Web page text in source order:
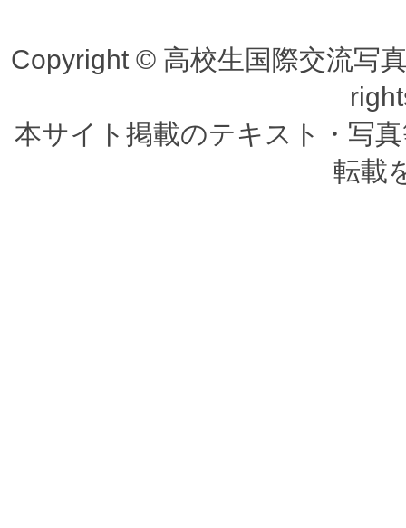
Copyright © 高校生国際交流写
本サイト掲載のテキスト・写
転載